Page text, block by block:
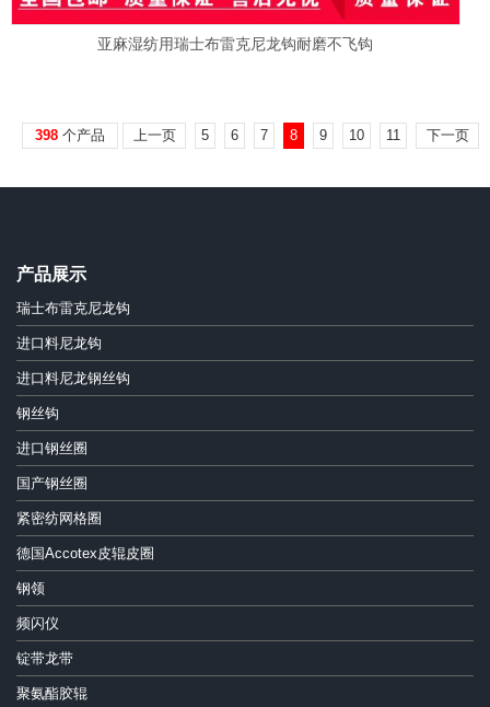
亚麻湿纺用瑞士布雷克尼龙钩耐磨不飞钩
398 个产品 上一页 5 6 7 8 9 10 11 下一页
产品展示
瑞士布雷克尼龙钩
进口料尼龙钩
进口料尼龙钢丝钩
钢丝钩
进口钢丝圈
国产钢丝圈
紧密纺网格圈
德国Accotex皮辊皮圈
钢领
频闪仪
锭带龙带
聚氨酯胶辊